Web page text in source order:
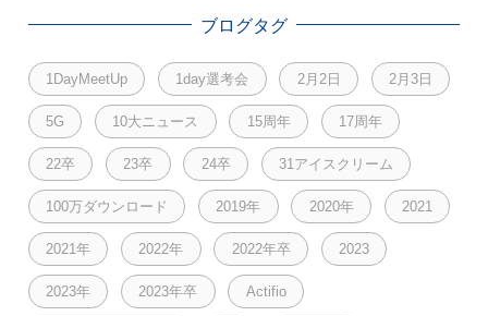
ブログタグ
1DayMeetUp 1day選考会 2月2日 2月3日
5G 10大ニュース 15周年 17周年
22卒 23卒 24卒 31アイスクリーム
100万ダウンロード 2019年 2020年 2021
2021年 2022年 2022年卒 2023
2023年 2023年卒 Actifio